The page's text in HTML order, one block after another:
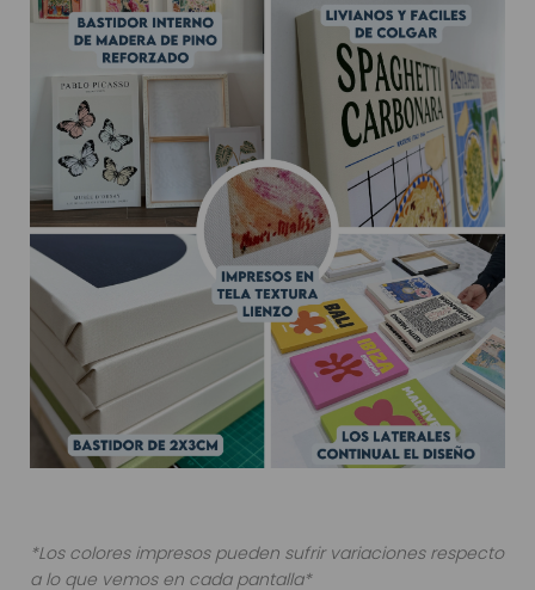
*Los colores impresos pueden sufrir variaciones respecto
a lo que vemos en cada pantalla*